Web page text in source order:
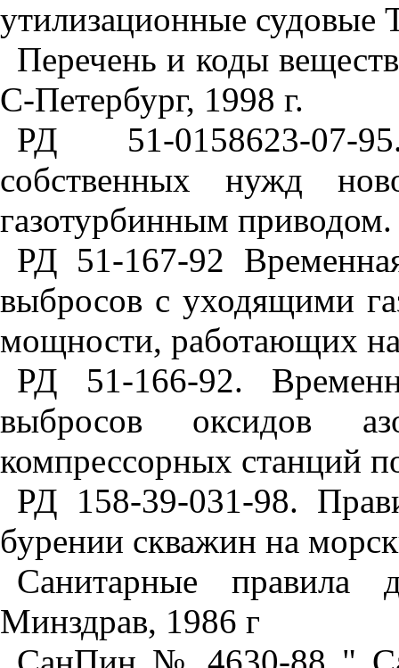
утилизационные судовые
Перечень и коды
С-Петербург, 1998 г.
РД 51-0158623-07-
собственных нужд
газотурбинным приводом.
РД 51-167-92
выбросов с уходящими
мощности, работающих
РД 51-166-92.
выбросов оксидов
компрессорных станций
РД 158-39-031-98.
бурении скважин на
Санитарные правила
Минздрав, 1986 г